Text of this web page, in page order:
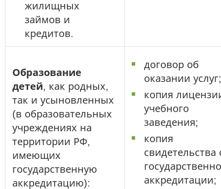
жилищных
займов и
кредитов.
Образование
детей, как родных,
так и усыновленных
(в образовательных
учреждениях на
территории РФ,
имеющих
государственную
аккредитацию):
договор об
оказании услуг;
копия
учебного
заведения;
копия
свидетельства
аккредитации;